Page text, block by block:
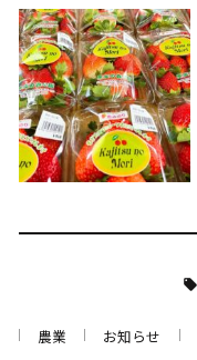
農業 お知らせ